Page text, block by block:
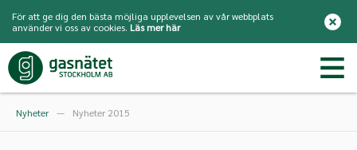
För att ge dig den bästa möjliga upplevelsen av vår webbplats
använder vi oss av cookies. Läs mer här
Nyheter — Nyheter 2015